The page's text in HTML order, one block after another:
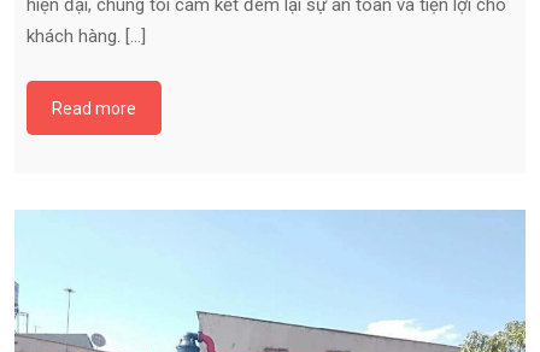
hiện đại, chúng tôi cam kết đem lại sự an toàn và tiện lợi cho
khách hàng. […]
Read more